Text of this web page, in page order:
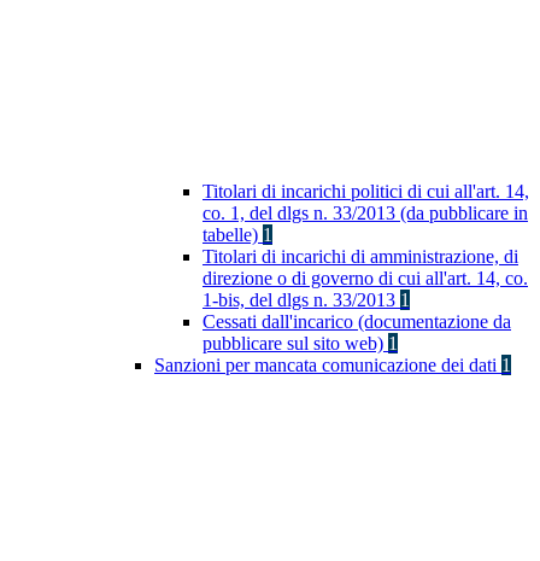
Titolari di incarichi politici di cui all'art. 14,
co. 1, del dlgs n. 33/2013 (da pubblicare in
tabelle) 1
Titolari di incarichi di amministrazione, di
direzione o di governo di cui all'art. 14, co.
1-bis, del dlgs n. 33/2013 1
Cessati dall'incarico (documentazione da
pubblicare sul sito web) 1
Sanzioni per mancata comunicazione dei dati 1